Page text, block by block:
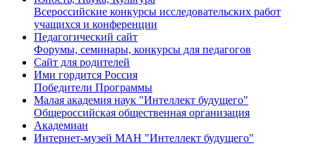
Всероссийские конкурсы исследовательских работ
учащихся и конференции
Педагогический сайт
Форумы, семинары, конкурсы для педагогов
Сайт для родителей
Ими гордится Россия
Победители Программы
Малая академия наук "Интеллект будущего"
Общероссийская общественная организация
Академиан
Интернет-музей МАН "Интеллект будущего"